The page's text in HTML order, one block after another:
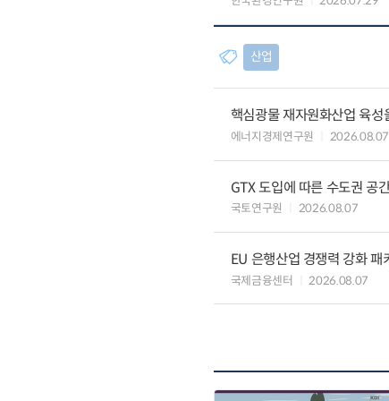
산업
핵심광물 재자원화산업 육
에너지경제연구원 2026.08.07
GTX 도입에 따른 수도권 공
국토연구원 2026.08.07
EU 은행산업 경쟁력 강화 패
국제금융센터 2026.08.07